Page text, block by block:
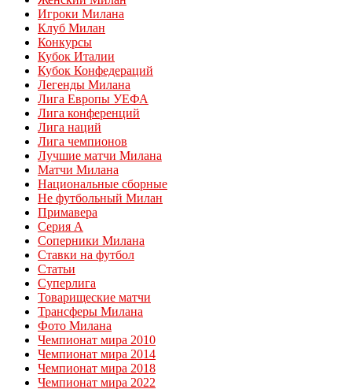
Игроки Милана
Клуб Милан
Конкурсы
Кубок Италии
Кубок Конфедераций
Легенды Милана
Лига Европы УЕФА
Лига конференций
Лига наций
Лига чемпионов
Лучшие матчи Милана
Матчи Милана
Национальные сборные
Не футбольный Милан
Примавера
Серия А
Соперники Милана
Ставки на футбол
Статьи
Суперлига
Товарищеские матчи
Трансферы Милана
Фото Милана
Чемпионат мира 2010
Чемпионат мира 2014
Чемпионат мира 2018
Чемпионат мира 2022